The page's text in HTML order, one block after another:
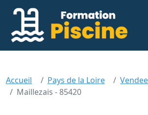
Accueil Pays de la Loire
Maillezais - 85420